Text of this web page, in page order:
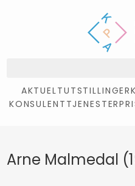
AKTUELTUTSTILLINGER
KONSULENTTJENESTER
Arne Malmedal